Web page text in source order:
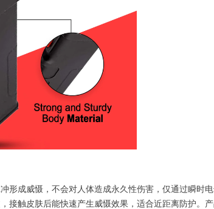
形成威慑，不会对人体造成永久性伤害，仅通过瞬时
接触皮肤后能快速产生威慑效果，适合近距离防护